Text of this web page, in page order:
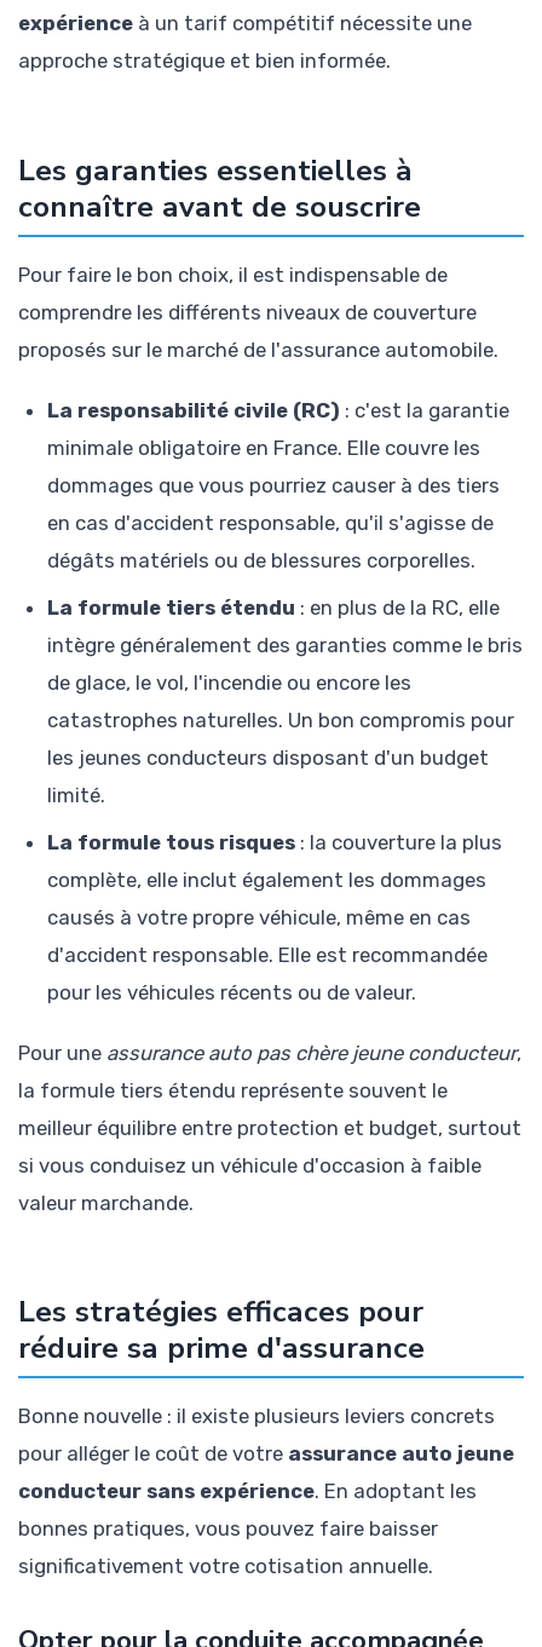
expérience à un tarif compétitif nécessite une
approche stratégique et bien informée.
Les garanties essentielles à
connaître avant de souscrire
Pour faire le bon choix, il est indispensable de
comprendre les différents niveaux de couverture
proposés sur le marché de l'assurance automobile.
La responsabilité civile (RC) : c'est la garantie
minimale obligatoire en France. Elle couvre les
dommages que vous pourriez causer à des tiers
en cas d'accident responsable, qu'il s'agisse de
dégâts matériels ou de blessures corporelles.
La formule tiers étendu : en plus de la RC, elle
intègre généralement des garanties comme le bris
de glace, le vol, l'incendie ou encore les
catastrophes naturelles. Un bon compromis pour
les jeunes conducteurs disposant d'un budget
limité.
La formule tous risques : la couverture la plus
complète, elle inclut également les dommages
causés à votre propre véhicule, même en cas
d'accident responsable. Elle est recommandée
pour les véhicules récents ou de valeur.
Pour une assurance auto pas chère jeune conducteur,
la formule tiers étendu représente souvent le
meilleur équilibre entre protection et budget, surtout
si vous conduisez un véhicule d'occasion à faible
valeur marchande.
Les stratégies efficaces pour
réduire sa prime d'assurance
Bonne nouvelle : il existe plusieurs leviers concrets
pour alléger le coût de votre assurance auto jeune
conducteur sans expérience. En adoptant les
bonnes pratiques, vous pouvez faire baisser
significativement votre cotisation annuelle.